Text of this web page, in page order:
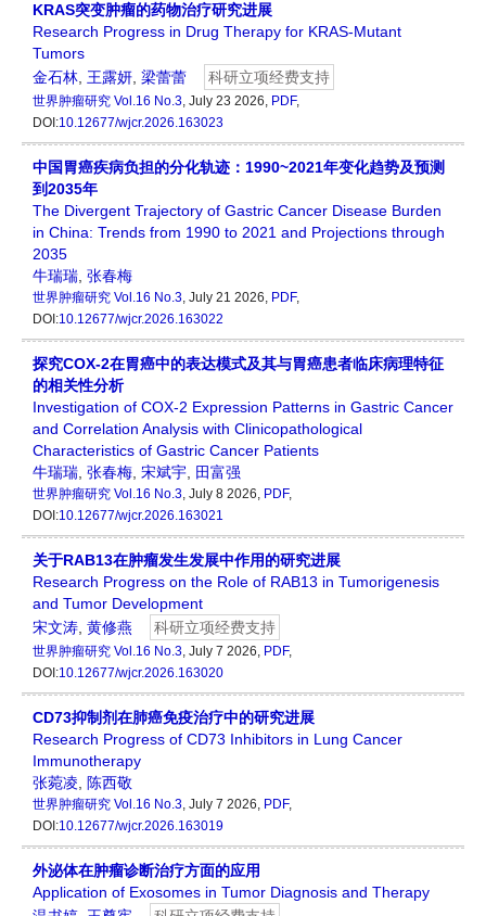
KRAS突变肿瘤的药物治疗研究进展
Research Progress in Drug Therapy for KRAS-Mutant
Tumors
金石林 王露妍 梁蕾蕾 科研立项经费支持
世界肿瘤研究 Vol.16 No.3, July 23 2026, PDF,
DOI:10.12677/wjcr.2026.163023
中国胃癌疾病负担的分化轨迹：1990~2021年变化趋势及预测
到2035年
The Divergent Trajectory of Gastric Cancer Disease Burden
in China: Trends from 1990 to 2021 and Projections through
2035
牛瑞瑞 张春梅
世界肿瘤研究 Vol.16 No.3, July 21 2026, PDF,
DOI:10.12677/wjcr.2026.163022
探究COX-2在胃癌中的表达模式及其与胃癌患者临床病理特征
的相关性分析
Investigation of COX-2 Expression Patterns in Gastric Cancer
and Correlation Analysis with Clinicopathological
Characteristics of Gastric Cancer Patients
牛瑞瑞 张春梅 宋斌宇 田富强
世界肿瘤研究 Vol.16 No.3, July 8 2026, PDF,
DOI:10.12677/wjcr.2026.163021
关于RAB13在肿瘤发生发展中作用的研究进展
Research Progress on the Role of RAB13 in Tumorigenesis
and Tumor Development
宋文涛 黄修燕 科研立项经费支持
世界肿瘤研究 Vol.16 No.3, July 7 2026, PDF,
DOI:10.12677/wjcr.2026.163020
CD73抑制剂在肺癌免疫治疗中的研究进展
Research Progress of CD73 Inhibitors in Lung Cancer
Immunotherapy
张菀凌
陈西敬
世界肿瘤研究 Vol.16 No.3, July 7 2026, PDF,
DOI:10.12677/wjcr.2026.163019
外泌体在肿瘤诊断治疗方面的应用
Application of Exosomes in Tumor Diagnosis and Therapy